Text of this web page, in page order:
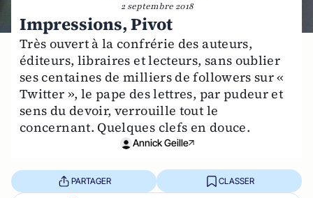
2 septembre 2018
Impressions, Pivot
Très ouvert à la confrérie des auteurs,
éditeurs, libraires et lecteurs, sans oublier
ses centaines de milliers de followers sur «
Twitter », le pape des lettres, par pudeur et
sens du devoir, verrouille tout le
concernant. Quelques clefs en douce.
Annick Geille
PARTAGER CLASSER